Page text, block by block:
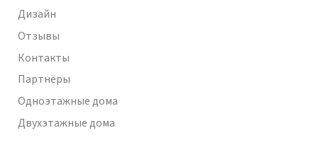
Дизайн
Отзывы
Контакты
Партнёры
Одноэтажные дома
Двухэтажные дома